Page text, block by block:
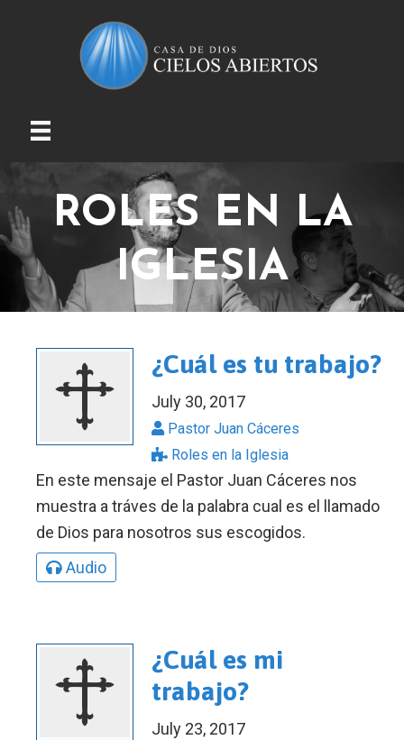
ROLES EN LA
IGLESIA
¿Cuál es tu trabajo?
July 30, 2017
Pastor Juan Cáceres
Roles en la Iglesia
En este mensaje el Pastor Juan Cáceres nos
muestra a tráves de la palabra cual es el llamado
de Dios para nosotros sus escogidos.
Audio
¿Cuál es mi
trabajo?
July 23, 2017